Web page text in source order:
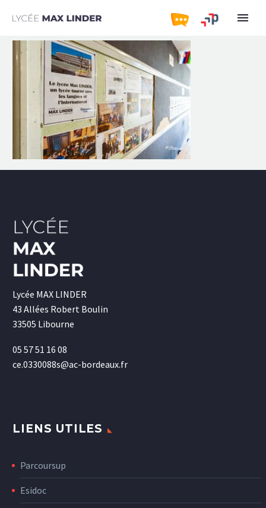
Lycée MAX LINDER
43 Allées Robert Boulin
33505 Libourne
05 57 51 16 08
ce.0330088s@ac-bordeaux.fr
LIENS UTILES
Parcoursup
Esidoc